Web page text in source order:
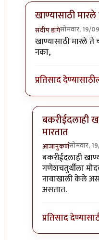
खाण्यासाठी
संदीप डांगेसोमवार, 19/
In reply to
खाण्यासाठी मारले ते
नका,
प्रतिसाद देण्यासाठी
बकरीईदलाही
मारतात
आजानुकर्णसोमवार,
In reply to
बकरीईदलाही
गणेशचतुर्थीला
नावाखाली केले
असतात.
प्रतिसाद